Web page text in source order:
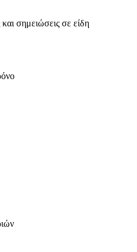
σημειώσεις σε είδη